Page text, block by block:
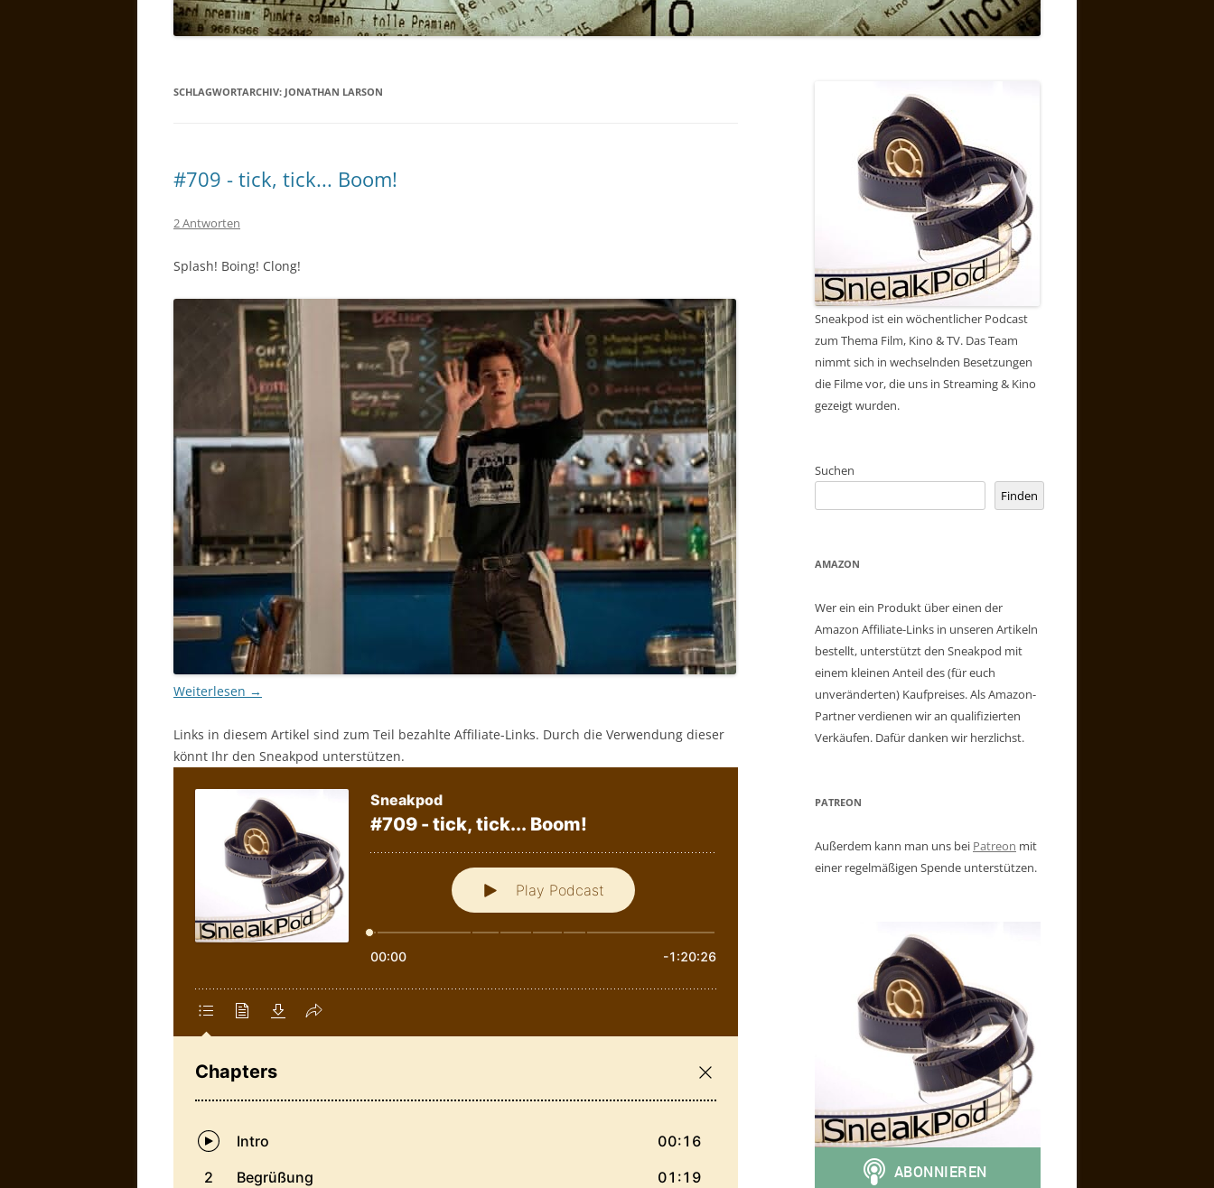
SCHLAGWORTARCHIV: JONATHAN LARSON
#709 - tick, tick... Boom!
2 Antworten
Splash! Boing! Clong!
Weiterlesen →
Links in diesem Artikel sind zum Teil bezahlte Affiliate-Links. Durch die Verwendung dieser
könnt Ihr den Sneakpod unterstützen.
Sneakpod ist ein wöchentlicher Podcast
zum Thema Film, Kino & TV. Das Team
nimmt sich in wechselnden Besetzungen
die Filme vor, die uns in Streaming & Kino
gezeigt wurden.
Suchen
Finden
AMAZON
Wer ein ein Produkt über einen der
Amazon Affiliate-Links in unseren Artikeln
bestellt, unterstützt den Sneakpod mit
einem kleinen Anteil des (für euch
unveränderten) Kaufpreises. Als Amazon-
Partner verdienen wir an qualifizierten
Verkäufen. Dafür danken wir herzlichst.
PATREON
Außerdem kann man uns bei Patreon mit
einer regelmäßigen Spende unterstützen.